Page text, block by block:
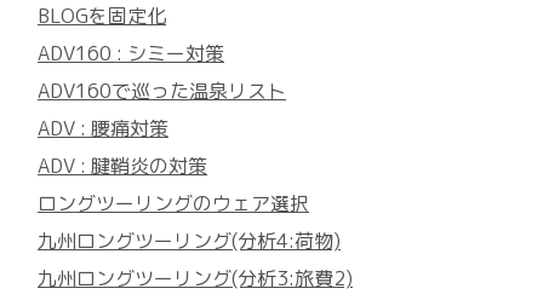
BLOGを固定化
ADV160 : シミー対策
ADV160で巡った温泉リスト
ADV : 腰痛対策
ADV : 腱鞘炎の対策
ロングツーリングのウェア選択
九州ロングツーリング(分析4:荷物)
九州ロングツーリング(分析3:旅費2)